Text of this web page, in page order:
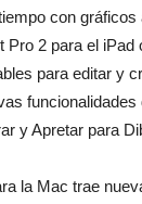
con
Pro 2 para el iPad
para editar y
funcionalidades
y Apretar para
la Mac trae